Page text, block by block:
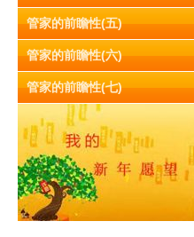
管家的前瞻性(五)
管家的前瞻性(六)
管家的前瞻性(七)